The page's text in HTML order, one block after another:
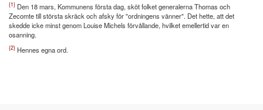
{1} Den 18 mars, Kommunens första dag, sköt folket generalerna Thomas och
Zecomte till största skräck och afsky för "ordningens vänner". Det hette, att det
skedde icke minst genom Louise Michels förvållande, hvilket emellertid var en
osanning.
{2} Hennes egna ord.